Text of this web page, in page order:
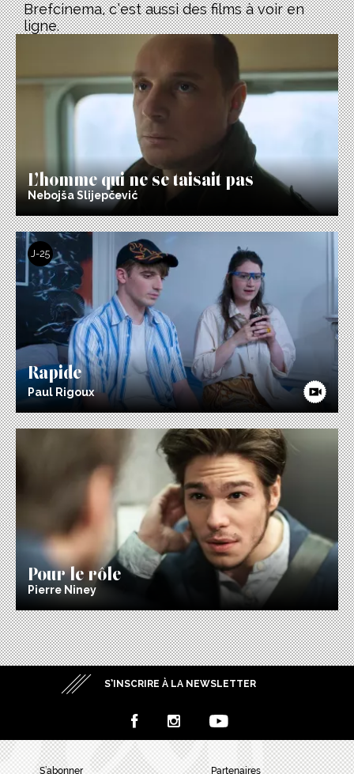
Brefcinema, c’est aussi des films à voir en
ligne.
L’homme qui ne se taisait pas
Nebojša Slijepčević
J-25
Rapide
Paul Rigoux
Pour le rôle
Pierre Niney
S’INSCRIRE À LA NEWSLETTER
S’abonner Partenaires